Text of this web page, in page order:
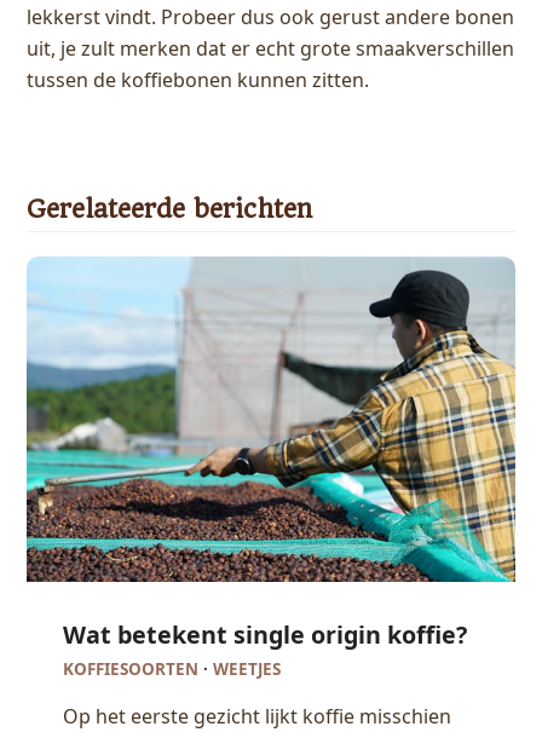
lekkerst vindt. Probeer dus ook gerust andere bonen
uit, je zult merken dat er echt grote smaakverschillen
tussen de koffiebonen kunnen zitten.
Gerelateerde berichten
Wat betekent single origin koffie?
KOFFIESOORTEN ·WEETJES
Op het eerste gezicht lijkt koffie misschien